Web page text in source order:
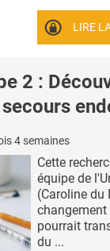
LIRE
2 :
4 semaines
Cette
équipe de
(Caroline du
pourrait
du ...